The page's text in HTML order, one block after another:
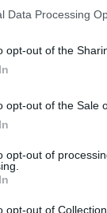
Data Processing
opt-out of the
opt-out of the Sale
opt-out of
opt-out of
rischia,
e di
cambio di
finalità